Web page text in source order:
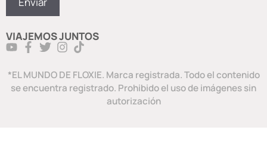
VIAJEMOS JUNTOS
*EL MUNDO DE FLOXIE. Marca registrada. Todo el contenido
se encuentra registrado. Prohibido el uso de imágenes sin
autorización